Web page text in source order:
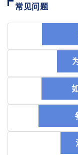
常见问题
什
如
參